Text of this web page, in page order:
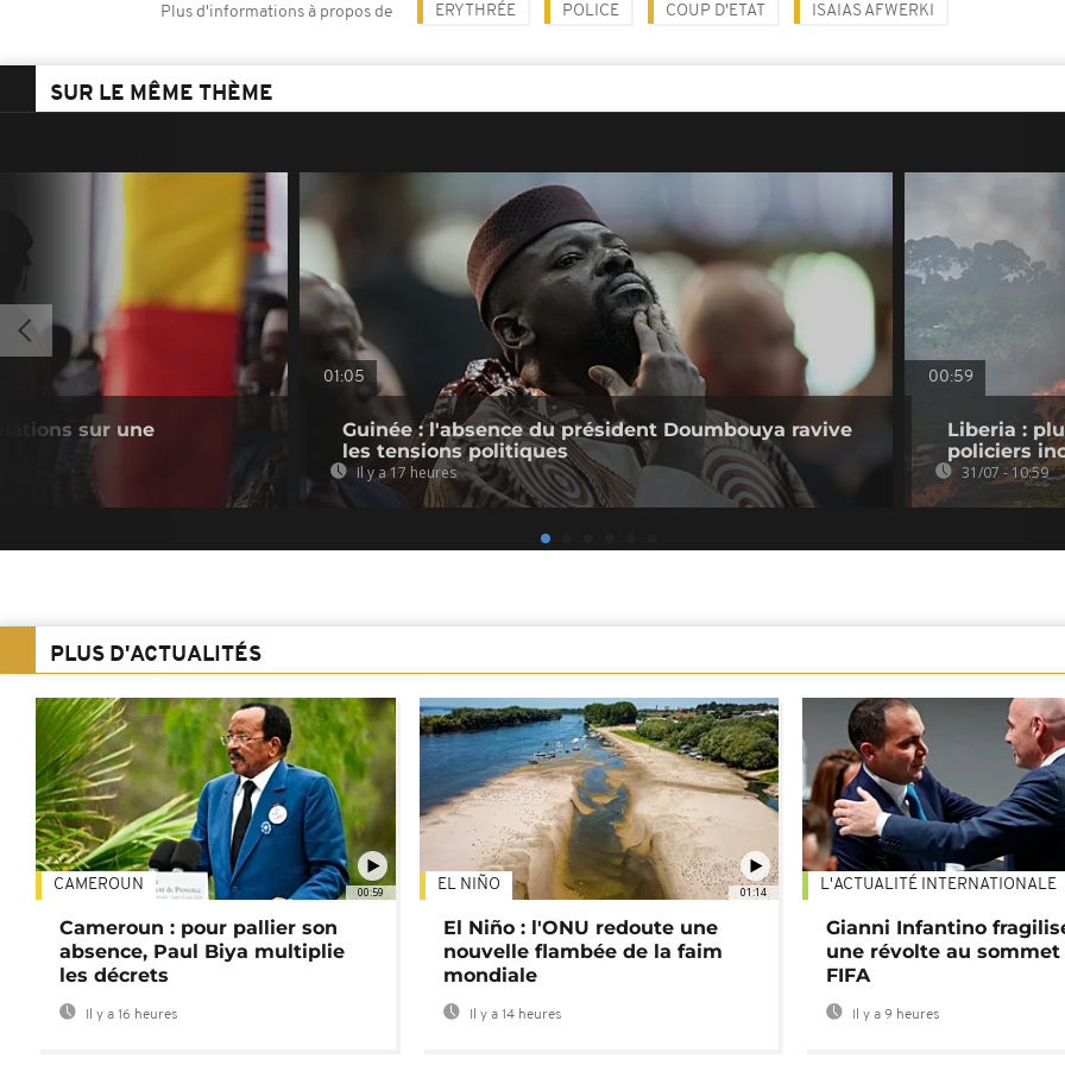
Plus d'informations à propos de ERYTHRÉE POLICE COUP D'ETAT ISAIAS AFWERKI
SUR LE MÊME THÈME
sur une
01:05
Guinée : l'absence du président Doumbouya ravive
les tensions politiques
Il y a 17 heures
00:59
Liberia :
policiers
31/07 - 10:59
PLUS D'ACTUALITÉS
00:59
CAMEROUN
Cameroun : pour pallier son
absence, Paul Biya multiplie
les décrets
Il y a 16 heures
01:14
EL NIÑO
El Niño : l'ONU redoute une
nouvelle flambée de la faim
mondiale
Il y a 14 heures
L'ACTUALITÉ INTERNATIONALE
Gianni Infantino
une révolte au sommet
FIFA
Il y a 9 heures